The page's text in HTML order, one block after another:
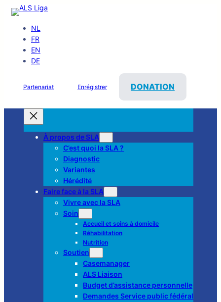
NL
FR
EN
DE
Partenariat Enrégistrer DONATION
À propos de SLA
C’est quoi la SLA ?
Diagnostic
Variantes
Hérédité
Faire face à la SLA
Vivre avec la SLA
Soin
Accueil et soins à domicile
Réhabilitation
Nutrition
Soutien
Casemanager
ALS Liaison
Budget d’assistance personnelle
Demandes Service public fédéral